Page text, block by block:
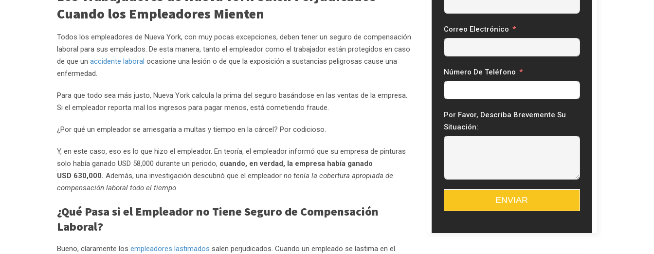
Cuando los Empleadores Mienten
Todos los empleadores de Nueva York, con muy pocas excepciones, deben tener un seguro de compensación
laboral para sus empleados. De esta manera, tanto el empleador como el trabajador están protegidos en caso
de que un accidente laboral ocasione una lesión o de que la exposición a sustancias peligrosas cause una
enfermedad.
Para que todo sea más justo, Nueva York calcula la prima del seguro basándose en las ventas de la empresa.
Si el empleador reporta mal los ingresos para pagar menos, está cometiendo fraude.
¿Por qué un empleador se arriesgaría a multas y tiempo en la cárcel? Por codicioso.
Y, en este caso, eso es lo que hizo el empleador. En teoría, el empleador informó que su empresa de pinturas
solo había ganado USD 58,000 durante un periodo, cuando, en verdad, la empresa había ganado
USD 630,000. Además, una investigación descubrió que el empleador no tenía la cobertura apropiada de
compensación laboral todo el tiempo.
¿Qué Pasa si el Empleador no Tiene Seguro de Compensación
Laboral?
Bueno, claramente los empleadores lastimados salen perjudicados. Cuando un empleado se lastima en el
Correo Electrónico
Número De Teléfono
Por Favor, Describa Brevemente Su
Situación:
ENVIAR